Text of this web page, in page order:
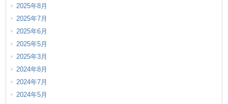
2025年8月
2025年7月
2025年6月
2025年5月
2025年3月
2024年8月
2024年7月
2024年5月